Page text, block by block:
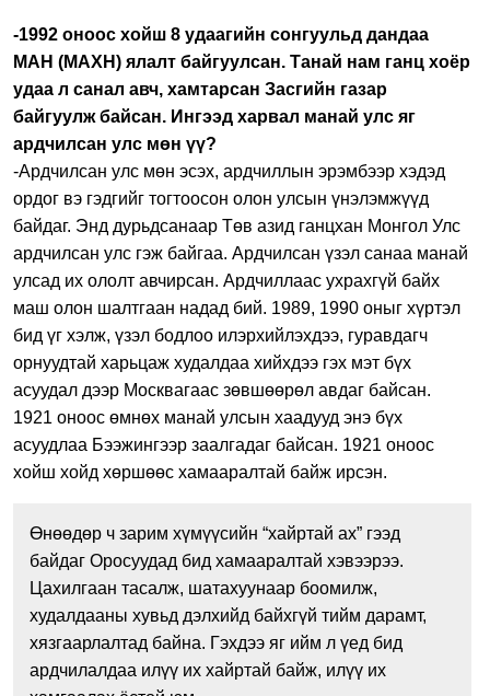
-1992 оноос хойш 8 удаагийн сонгуульд дандаа
МАН (МАХН) ялалт байгуулсан. Танай нам ганц хоёр
удаа л санал авч, хамтарсан Засгийн газар
байгуулж байсан. Ингээд харвал манай улс яг
ардчилсан улс мөн үү?
-Ардчилсан улс мөн эсэх, ардчиллын эрэмбээр хэдэд
ордог вэ гэдгийг тогтоосон олон улсын үнэлэмжүүд
байдаг. Энд дурьдсанаар Төв азид ганцхан Монгол Улс
ардчилсан улс гэж байгаа. Ардчилсан үзэл санаа манай
улсад их ололт авчирсан. Ардчиллаас ухрахгүй байх
маш олон шалтгаан надад бий. 1989, 1990 оныг хүртэл
бид үг хэлж, үзэл бодлоо илэрхийлэхдээ, гуравдагч
орнуудтай харьцаж худалдаа хийхдээ гэх мэт бүх
асуудал дээр Москвагаас зөвшөөрөл авдаг байсан.
1921 оноос өмнөх манай улсын хаадууд энэ бүх
асуудлаа Бээжингээр заалгадаг байсан. 1921 оноос
хойш хойд хөршөөс хамааралтай байж ирсэн.
Өнөөдөр ч зарим хүмүүсийн “хайртай ах” гээд
байдаг Оросуудад бид хамааралтай хэвээрээ.
Цахилгаан тасалж, шатахуунаар боомилж,
худалдааны хувьд дэлхийд байхгүй тийм дарамт,
хязгаарлалтад байна. Гэхдээ яг ийм л үед бид
ардчилалдаа илүү их хайртай байж, илүү их